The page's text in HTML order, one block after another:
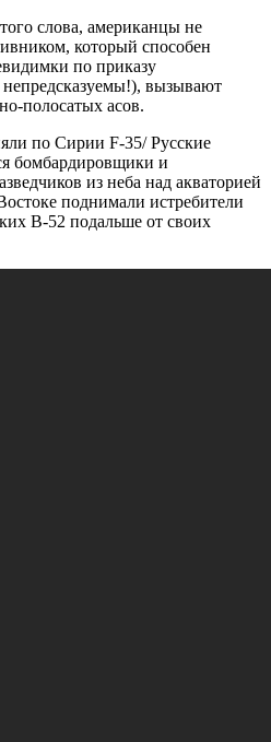
слова, американцы не
который способен
по приказу
вызывают
полосатых асов.
по Сирии F-35/ Русские
бомбардировщики и
из неба над акваторией
поднимали истребители
B-52 подальше от своих